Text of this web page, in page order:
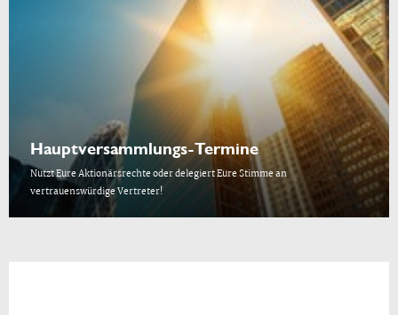
Hauptversammlungs-Termine
Nutzt Eure Aktionärsrechte oder delegiert Eure Stimme an
vertrauenswürdige Vertreter!